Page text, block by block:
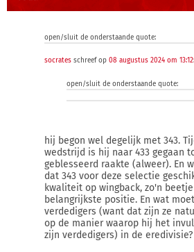
open/sluit de onderstaande quote:
socrates schreef op 08 augustus 2024 om 13:12:
open/sluit de onderstaande quote:
hij begon wel degelijk met 343.
wedstrijd is hij naar 433 gegaan
geblesseerd raakte (alweer). En
dat 343 voor deze selectie
kwaliteit op wingback, zo'n
belangrijkste positie. En wat
verdedigers (want dat zijn ze
op de manier waarop hij het
zijn verdedigers) in de eredivisie?